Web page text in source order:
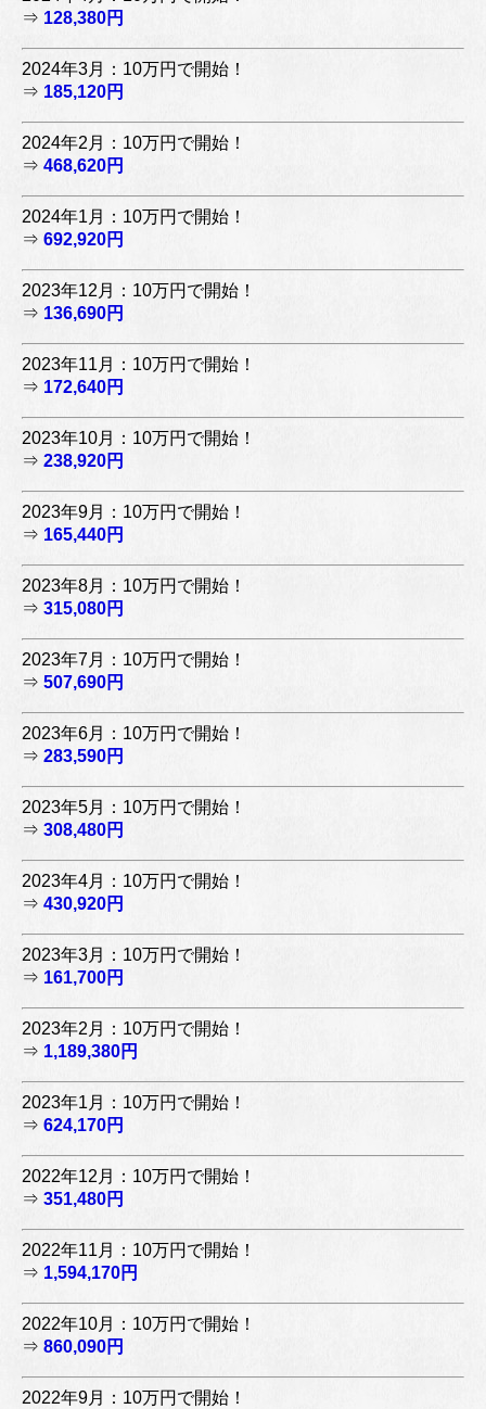
⇒ 128,380円
2024年3月：10万円で開始！
⇒ 185,120円
2024年2月：10万円で開始！
⇒ 468,620円
2024年1月：10万円で開始！
⇒ 692,920円
2023年12月：10万円で開始！
⇒ 136,690円
2023年11月：10万円で開始！
⇒ 172,640円
2023年10月：10万円で開始！
⇒ 238,920円
2023年9月：10万円で開始！
⇒ 165,440円
2023年8月：10万円で開始！
⇒ 315,080円
2023年7月：10万円で開始！
⇒ 507,690円
2023年6月：10万円で開始！
⇒ 283,590円
2023年5月：10万円で開始！
⇒ 308,480円
2023年4月：10万円で開始！
⇒ 430,920円
2023年3月：10万円で開始！
⇒ 161,700円
2023年2月：10万円で開始！
⇒ 1,189,380円
2023年1月：10万円で開始！
⇒ 624,170円
2022年12月：10万円で開始！
⇒ 351,480円
2022年11月：10万円で開始！
⇒ 1,594,170円
2022年10月：10万円で開始！
⇒ 860,090円
2022年9月：10万円で開始！